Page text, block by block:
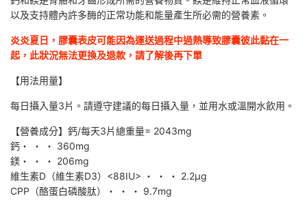
以及支持體內許多酶的正常功能和能量產生所必需的營養素。
炎炎夏日，膠囊表皮可能因為運送過程中過熱導致膠囊彼此黏在一
起，此狀況無法更換及退款，請了解後再下單
【用法用量】
每日攝入量3片。請遵守建議的每日攝入量，並用水或溫開水飲用。
【營養成分】 鈣/每天3片總重量= 2043mg
鈣・ ・ ・ 360mg
鎂・ ・ ・ 206mg
維生素D（維生素D3）<88IU> ・ ・ ・ 2.2μg
CPP（酪蛋白磷酸肽）・ ・ ・ 9.7mg